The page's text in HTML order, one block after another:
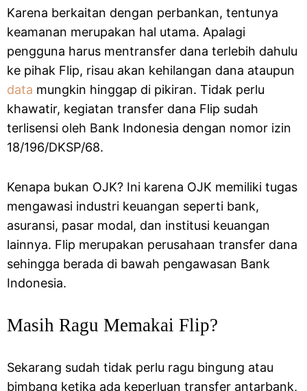
Karena berkaitan dengan perbankan, tentunya
keamanan merupakan hal utama. Apalagi
pengguna harus mentransfer dana terlebih dahulu
ke pihak Flip, risau akan kehilangan dana ataupun
data mungkin hinggap di pikiran. Tidak perlu
khawatir, kegiatan transfer dana Flip sudah
terlisensi oleh Bank Indonesia dengan nomor izin
18/196/DKSP/68.
Kenapa bukan OJK? Ini karena OJK memiliki tugas
mengawasi industri keuangan seperti bank,
asuransi, pasar modal, dan institusi keuangan
lainnya. Flip merupakan perusahaan transfer dana
sehingga berada di bawah pengawasan Bank
Indonesia.
Masih Ragu Memakai Flip?
Sekarang sudah tidak perlu ragu bingung atau
bimbang ketika ada keperluan transfer antarbank,